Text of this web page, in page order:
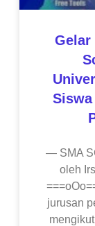
Gelar
Siswa
— SMA
oleh
jurusan